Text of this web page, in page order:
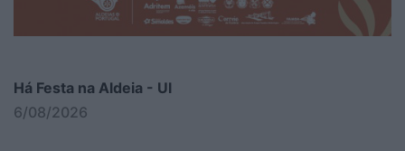
Há Festa na Aldeia - Ul
6/08/2026